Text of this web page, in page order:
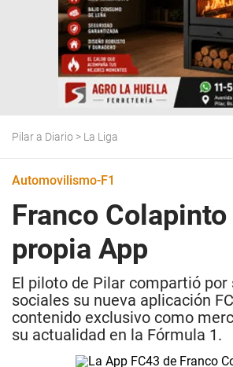
Pilar a Diario > La Liga
Automovilismo-F1
Franco
propia App
El piloto de Pilar compartió por
sociales su nueva aplicación
contenido exclusivo como
su actualidad en la Fórmula 1.